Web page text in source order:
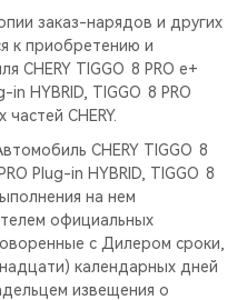
заказ-нарядов и других
к приобретению и
CHERY TIGGO 8 PRO е+
in HYBRID, TIGGO 8 PRO
частей CHERY.
CHERY TIGGO 8
Plug-in HYBRID, TIGGO 8
на нем
официальных
с Дилером сроки,
календарных дней
извещения о